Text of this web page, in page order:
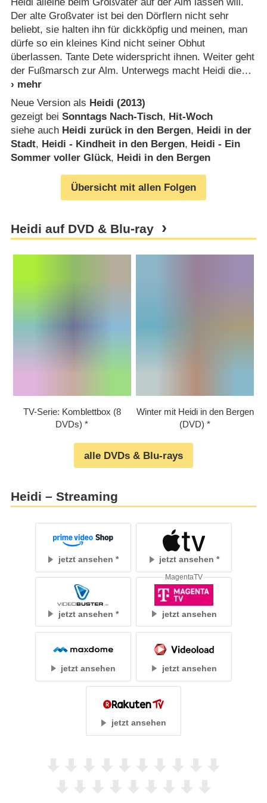
Der alte Großvater ist bei den Dörflern nicht sehr
beliebt, sie halten ihn für dickköpfig und meinen, man
dürfe so ein kleines Kind nicht seiner Obhut
überlassen. Tante Dete widerspricht ihnen. Weiter geht
der Fußmarsch zur Alm. Unterwegs macht Heidi die
Neue Version als Heidi (2013)
gezeigt bei Sonntags Nach-Tisch, Hit-Woch
siehe auch Heidi zurück in den Bergen, Heidi in der
Stadt, Heidi - Kindheit in den Bergen, Heidi - Ein
Sommer voller Glück, Heidi in den Bergen
Übersicht mit allen Folgen
Heidi auf DVD & Blu-ray
TV-Serie: Komblettbox (8
DVDs)
Winter mit Heidi in den Bergen
(DVD)
alle DVDs & Blu-rays
Heidi – Streaming
jetzt ansehen jetzt ansehen
jetzt ansehen jetzt ansehen
MagentaTV
jetzt ansehen jetzt ansehen
jetzt ansehen